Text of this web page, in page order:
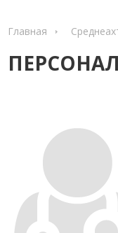
Главная
ПЕРСОНАЛ